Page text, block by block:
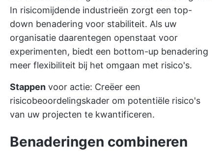
In risicomijdende industrieën zorgt een top-
down benadering voor stabiliteit. Als uw
organisatie daarentegen openstaat voor
experimenten, biedt een bottom-up benadering
meer flexibiliteit bij het omgaan met risico's.
Stappen voor actie: Creëer een
risicobeoordelingskader om potentiële risico's
van uw projecten te kwantificeren.
Benaderingen combineren